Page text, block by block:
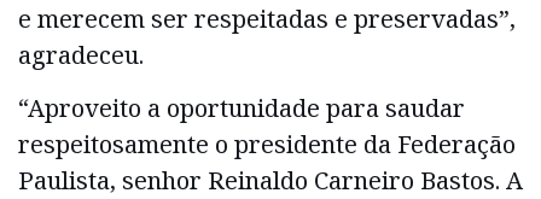
e merecem ser respeitadas e preservadas”,
agradeceu.
“Aproveito a oportunidade para saudar
respeitosamente o presidente da Federação
Paulista, senhor Reinaldo Carneiro Bastos. A